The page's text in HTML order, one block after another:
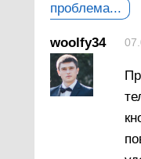
проблема...
woolfy34